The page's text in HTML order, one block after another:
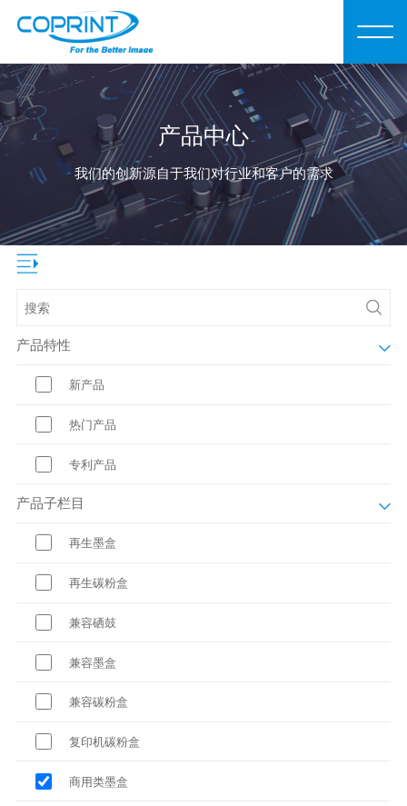
产品中心
我们的创新源自于我们对行业和客户的需求
产品特性
新产品
热门产品
专利产品
产品子栏目
再生墨盒
再生碳粉盒
兼容硒鼓
兼容墨盒
兼容碳粉盒
复印机碳粉盒
商用类墨盒